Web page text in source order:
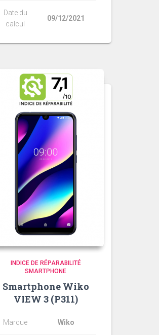
Date du
calcul
09/12/2021
INDICE DE RÉPARABILITÉ
SMARTPHONE
Smartphone Wiko
VIEW 3 (P311)
Marque Wiko